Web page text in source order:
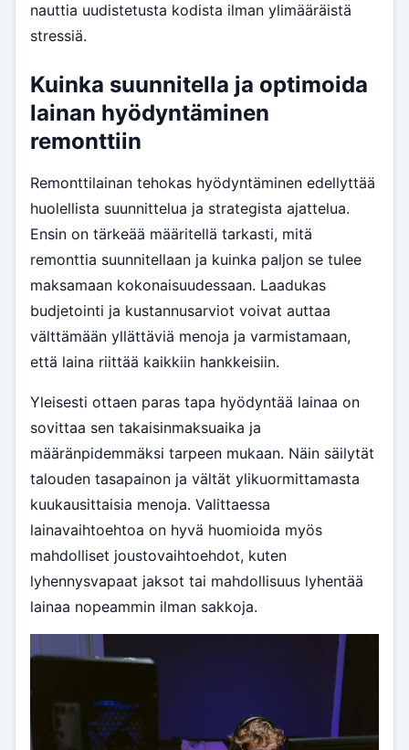
nauttia uudistetusta kodista ilman ylimääräistä
stressiä.
Kuinka suunnitella ja optimoida
lainan hyödyntäminen
remonttiin
Remonttilainan tehokas hyödyntäminen edellyttää
huolellista suunnittelua ja strategista ajattelua.
Ensin on tärkeää määritellä tarkasti, mitä
remonttia suunnitellaan ja kuinka paljon se tulee
maksamaan kokonaisuudessaan. Laadukas
budjetointi ja kustannusarviot voivat auttaa
välttämään yllättäviä menoja ja varmistamaan,
että laina riittää kaikkiin hankkeisiin.
Yleisesti ottaen paras tapa hyödyntää lainaa on
sovittaa sen takaisinmaksuaika ja
määränpidemmäksi tarpeen mukaan. Näin säilytät
talouden tasapainon ja vältät ylikuormittamasta
kuukausittaisia menoja. Valittaessa
lainavaihtoehtoa on hyvä huomioida myös
mahdolliset joustovaihtoehdot, kuten
lyhennysvapaat jaksot tai mahdollisuus lyhentää
lainaa nopeammin ilman sakkoja.